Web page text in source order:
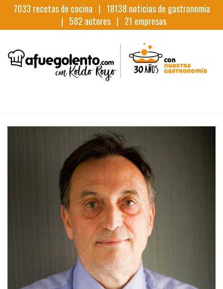
7033 recetas de cocina | 18138 noticias de gastronomia
| 582 autores | 21 empresas